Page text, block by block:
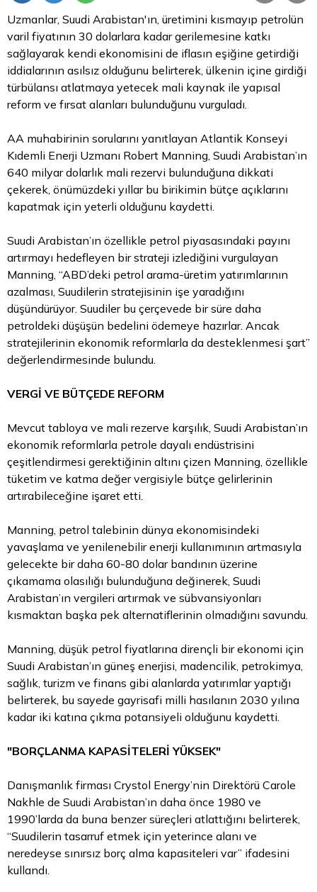
Uzmanlar, Suudi Arabistan'ın, üretimini kısmayıp petrolün
varil fiyatının 30 dolarlara kadar gerilemesine katkı
sağlayarak kendi ekonomisini de iflasın eşiğine getirdiği
iddialarının asılsız olduğunu belirterek, ülkenin içine girdiği
türbülansı atlatmaya yetecek mali kaynak ile yapısal
reform ve fırsat alanları bulunduğunu vurguladı.
AA muhabirinin sorularını yanıtlayan Atlantik Konseyi
Kıdemli Enerji Uzmanı Robert Manning, Suudi Arabistan’ın
640 milyar dolarlık mali rezervi bulunduğuna dikkati
çekerek, önümüzdeki yıllar bu birikimin bütçe açıklarını
kapatmak için yeterli olduğunu kaydetti.
Suudi Arabistan’ın özellikle petrol piyasasındaki payını
artırmayı hedefleyen bir strateji izlediğini vurgulayan
Manning, “ABD’deki petrol arama-üretim yatırımlarının
azalması, Suudilerin stratejisinin işe yaradığını
düşündürüyor. Suudiler bu çerçevede bir süre daha
petroldeki düşüşün bedelini ödemeye hazırlar. Ancak
stratejilerinin ekonomik reformlarla da desteklenmesi şart”
değerlendirmesinde bulundu.
VERGİ VE BÜTÇEDE REFORM
Mevcut tabloya ve mali rezerve karşılık, Suudi Arabistan’ın
ekonomik reformlarla petrole dayalı endüstrisini
çeşitlendirmesi gerektiğinin altını çizen Manning, özellikle
tüketim ve katma değer vergisiyle bütçe gelirlerinin
artırabileceğine işaret etti.
Manning, petrol talebinin dünya ekonomisindeki
yavaşlama ve yenilenebilir enerji kullanımının artmasıyla
gelecekte bir daha 60-80 dolarbandının üzerine
çıkamama olasılığı bulunduğuna değinerek, Suudi
Arabistan’ın vergileri artırmak ve sübvansiyonları
kısmaktan başka pek alternatiflerinin olmadığını savundu.
Manning, düşük petrol fiyatlarına dirençli bir ekonomi için
Suudi Arabistan’ın güneş enerjisi, madencilik, petrokimya,
sağlık, turizm ve finans gibi alanlarda yatırımlar yaptığı
belirterek, bu sayede gayrisafi milli hasılanın 2030 yılına
kadar iki katına çıkma potansiyeli olduğunu kaydetti.
"BORÇLANMA KAPASİTELERİ YÜKSEK"
Danışmanlık firması Crystol Energy’nin Direktörü Carole
Nakhle de Suudi Arabistan’ın daha önce 1980 ve
1990’larda da buna benzer süreçleri atlattığını belirterek,
“Suudilerin tasarruf etmek için yeterince alanı ve
neredeyse sınırsız borç alma kapasiteleri var” ifadesini
kullandı.